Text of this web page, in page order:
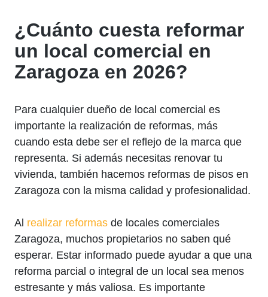
¿Cuánto cuesta reformar
un local comercial en
Zaragoza en 2026?
Para cualquier dueño de local comercial es
importante la realización de reformas, más
cuando esta debe ser el reflejo de la marca que
representa. Si además necesitas renovar tu
vivienda, también hacemos reformas de pisos en
Zaragoza con la misma calidad y profesionalidad.
Al realizar reformas de locales comerciales
Zaragoza, muchos propietarios no saben qué
esperar. Estar informado puede ayudar a que una
reforma parcial o integral de un local sea menos
estresante y más valiosa. Es importante